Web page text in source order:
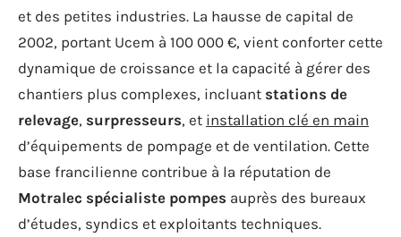
et des petites industries. La hausse de capital de
2002, portant Ucem à 100 000 €, vient conforter cette
dynamique de croissance et la capacité à gérer des
chantiers plus complexes, incluant stations de
relevage, surpresseurs, et installation clé en main
d’équipements de pompage et de ventilation. Cette
base francilienne contribue à la réputation de
Motralec spécialiste pompes auprès des bureaux
d’études, syndics et exploitants techniques.